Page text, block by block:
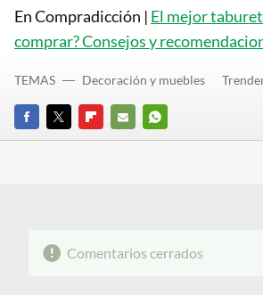
En Compradicción | El mejor
comprar? Consejos y
FACEBOOK
TWITTERFLIPBOARD
E-
WHATSAPP
TEMAS Decoración y muebles
Comentarios cerrados